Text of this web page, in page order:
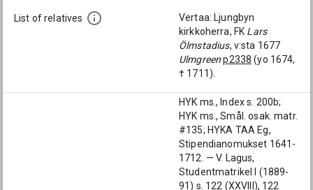
List of relatives
Vertaa: Ljungbyn
kirkkoherra, FK Lars
Ölmstadius, v:sta 1677
Ulmgreen p2338 (yo 1674,
† 1711).
HYK ms., Index s. 200b;
HYK ms., Smål. osak. matr.
#135; HYKA TAA Eg,
Stipendianomukset 1641-
1712. — V. Lagus,
Studentmatrikel I (1889-
91) s. 122 (XXVIII), 122